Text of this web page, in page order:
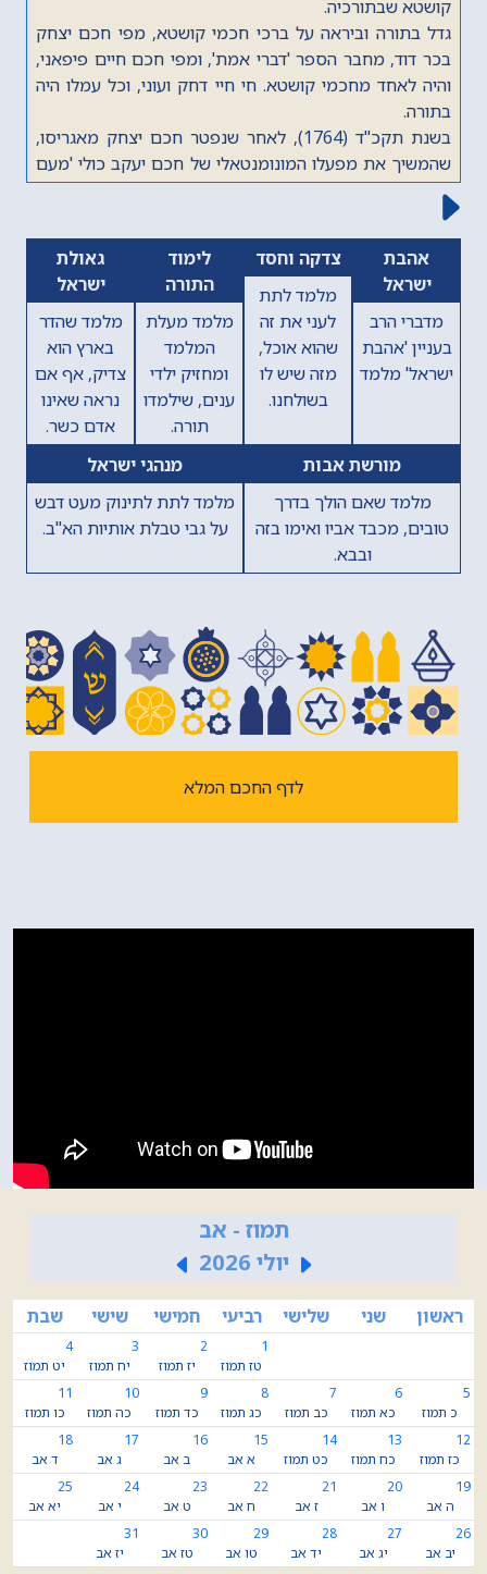
קושטא שבתורכיה.
גדל בתורה וביראה על ברכי חכמי קושטא, מפי חכם יצחק
בכר דוד, מחבר הספר 'דברי אמת', ומפי חכם חיים פיפאני,
והיה לאחד מחכמי קושטא. חי חיי דחק ועוני, וכל עמלו היה
בתורה.
בשנת תקכ"ד (1764), לאחר שנפטר חכם יצחק מאגריסו,
שהמשיך את מפעלו המונומנטאלי של חכם יעקב כולי 'מעם
לועז', חיבר את כרך ספר דברים של 'מעם לועז'. בכתיבת
הפירוש לספר דברים נעזר בספריותיהם של חכם יצחק פרץ
וחכם ישראל יעקב אלגאזי, אביו של חכם יום טוב אלגאזי.
מאחר שחכם ישראל יעקב אלגאזי גר בירושלים, נראה שחכם
יצחק ארגואיטי כתב את חיבורו בירושלים.
בשנת תק"ל (1770) השלים את מלאכת הכתיבה על החלק
הראשון של ספר דברים (מפרשת 'דברים' עד פרשת 'עקב'),
ובשנת תקל"ג (1773) הביא את הספר לדפוס בקושטא.
בשנת תקל"ז (1777) החל להדפיס את החלק השני של 'מעם
לועז' לספר דברים, אך מאחר ולא מצא די כסף להדפיסו, לא
הודפסו עותקים מחלק זה, וחלק זה אבד לנו עם השנים. כיום
מצוי רק השער וכמה עמודים הראשונים מעותק של ספר זה.
את החלק השני של 'מעם לועז' לספר דברים המצוי בידנו כיום
(מפרשת 'ראה' עד פרשת 'וזאת הברכה') כתב חכם שמואל
ירושלמי, שתרגם את סדרת ספרי 'מעם לועז' מלאדינו
לעברית.
מציינים אותו ביום כ"ה באב. תהא נשמתו צרורה בצרור
החיים.
הקודם הבא
אהבת
ישראל
מדברי הרב
בעניין 'אהבת
ישראל' מלמד
צדקה וחסד
מלמד לתת
לעני את זה
שהוא אוכל,
מזה שיש לו
בשולחנו.
לימוד
התורה
מלמד מעלת
המלמד
ומחזיק ילדי
ענים, שילמדו
תורה.
גאולת
ישראל
מלמד שהדר
בארץ הוא
צדיק, אף אם
נראה שאינו
אדם כשר.
מורשת אבות
מלמד שאם הולך בדרך
טובים, מכבד אביו ואימו בזה
ובבא.
מנהגי ישראל
מלמד לתת לתינוק מעט דבש
על גבי טבלת אותיות הא"ב.
לדף החכם המלא
תמוז - אב
יולי 2026
ראשון שני שלישי רביעי חמישי שישי שבת
1
טז תמוז
2
יז תמוז
3
יח תמוז
4
יט תמוז
5
כ תמוז
6
כא תמוז
7
כב תמוז
8
כג תמוז
9
כד תמוז
10
כה תמוז
11
כו תמוז
12
כז תמוז
13
כח תמוז
14
כט תמוז
15
א אב
16
ב אב
17
ג אב
18
ד אב
19
ה אב
20
ו אב
21
ז אב
22
ח אב
23
ט אב
24
י אב
25
יא אב
26
יב אב
27
יג אב
28
יד אב
29
טו אב
30
טז אב
31
יז אב